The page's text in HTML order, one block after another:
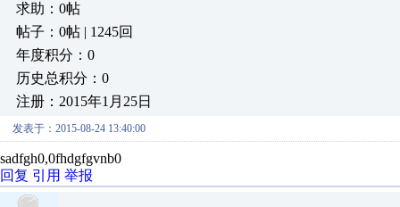
求助：0帖
帖子：0帖 | 1245回
年度积分：0
历史总积分：0
注册：2015年1月25日
发表于：2015-08-24 13:40:00
sadfgh0,0fhdgfgvnb0
回复 引用 举报